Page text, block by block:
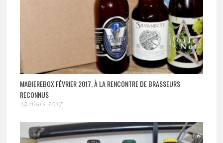
MABIEREBOX FÉVRIER 2017, À LA RENCONTRE DE BRASSEURS
RECONNUS
19 mars 2017